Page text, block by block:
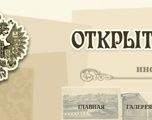
ГЛАВНАЯ ГАЛЕРЕЯ